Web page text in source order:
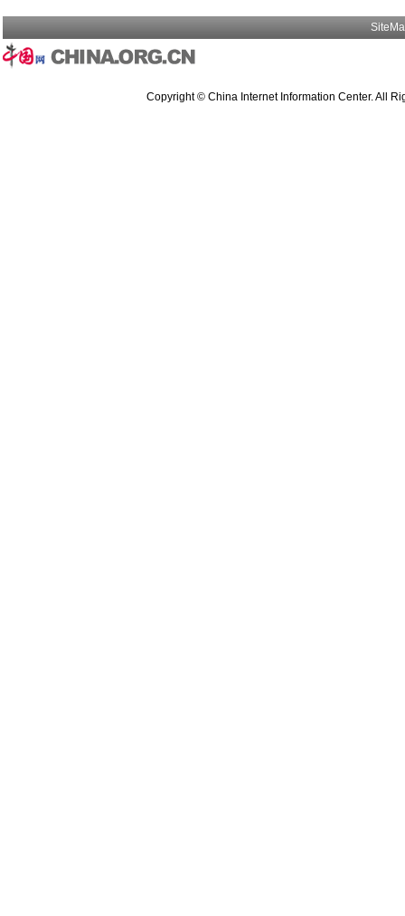
Copyright © China Internet Information Center. All